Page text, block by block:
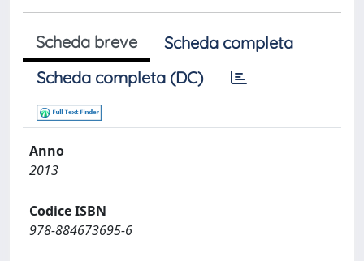
Scheda breve
Scheda completa
Scheda completa (DC)
Anno
2013
Codice ISBN
978-884673695-6